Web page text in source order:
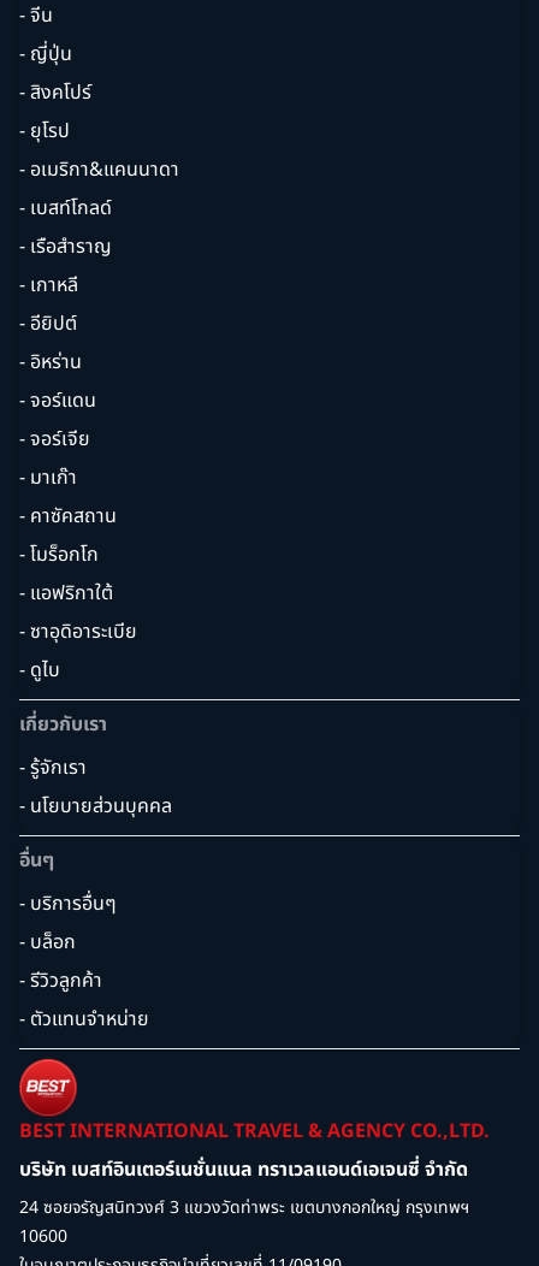
- จีน
- ญี่ปุ่น
- สิงคโปร์
- ยุโรป
- อเมริกา&แคนนาดา
- เบสท์โกลด์
- เรือสำราญ
- เกาหลี
- อียิปต์
- อิหร่าน
- จอร์แดน
- จอร์เจีย
- มาเก๊า
- คาซัคสถาน
- โมร็อกโก
- แอฟริกาใต้
- ซาอุดิอาระเบีย
- ดูไบ
เกี่ยวกับเรา
- รู้จักเรา
- นโยบายส่วนบุคคล
อื่นๆ
- บริการอื่นๆ
- บล็อก
- รีวิวลูกค้า
- ตัวแทนจำหน่าย
BEST INTERNATIONAL TRAVEL & AGENCY CO.,LTD.
บริษัท เบสท์อินเตอร์เนชั่นแนล ทราเวลแอนด์เอเจนซี่ จำกัด
24 ซอยจรัญสนิทวงศ์ 3 แขวงวัดท่าพระ เขตบางกอกใหญ่ กรุงเทพฯ
10600